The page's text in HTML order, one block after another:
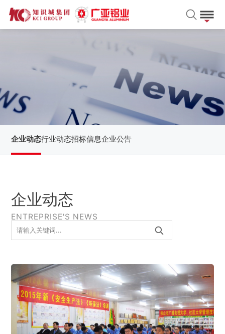
企业动态行业动态招标信息企业公告
企业动态
ENTREPRISE'S NEWS